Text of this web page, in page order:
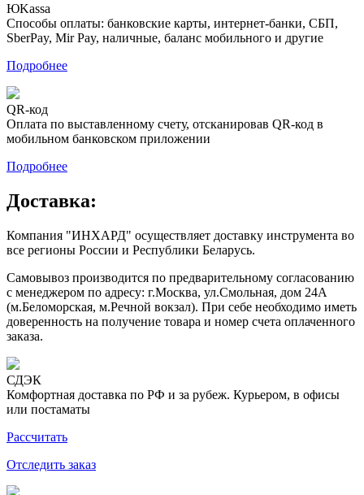
ЮKassa
Способы оплаты: банковские карты, интернет-банки, СБП,
SberPay, Mir Pay, наличные, баланс мобильного и другие
Подробнее
QR-код
Оплата по выставленному счету, отсканировав QR-код в
мобильном банковском приложении
Подробнее
Доставка:
Компания "ИНХАРД" осуществляет доставку инструмента во
все регионы России и Республики Беларусь.
Самовывоз производится по предварительному согласованию
с менеджером по адресу: г.Москва, ул.Смольная, дом 24А
(м.Беломорская, м.Речной вокзал). При себе необходимо иметь
доверенность на получение товара и номер счета оплаченного
заказа.
СДЭК
Комфортная доставка по РФ и за рубеж. Курьером, в офисы
или постаматы
Рассчитать
Отследить заказ